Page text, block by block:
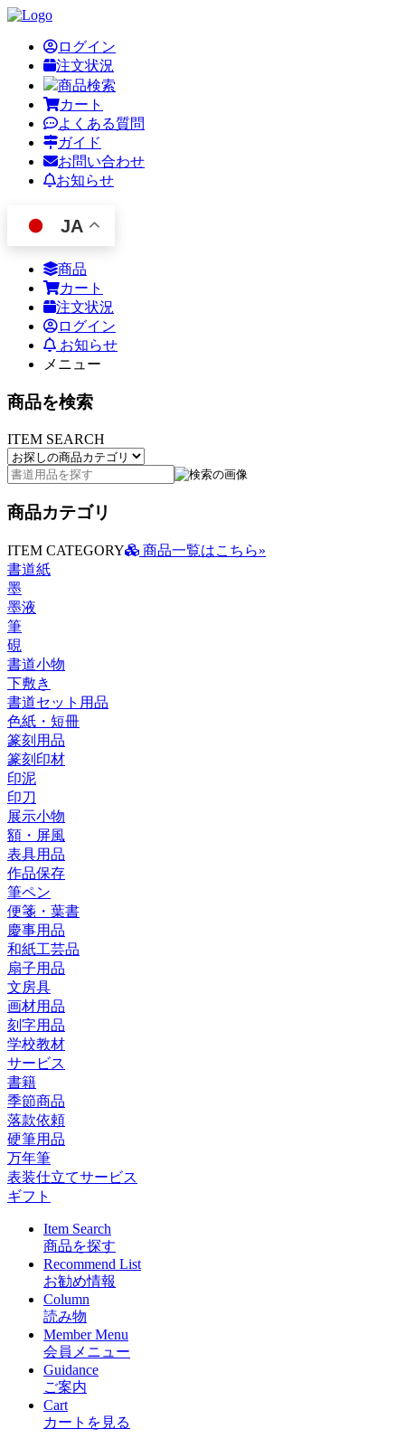
ログイン
注文状況
商品検索
カート
よくある質問
ガイド
お問い合わせ
お知らせ
JA
商品
カート
注文状況
ログイン
お知らせ
メニュー
商品を検索
ITEM SEARCH
商品カテゴリ
ITEM CATEGORY
商品一覧はこちら»
書道紙
墨
墨液
筆
硯
書道小物
下敷き
書道セット用品
色紙・短冊
篆刻用品
篆刻印材
印泥
印刀
展示小物
額・屏風
表具用品
作品保存
筆ペン
便箋・葉書
慶事用品
和紙工芸品
扇子用品
文房具
画材用品
刻字用品
学校教材
サービス
書籍
季節商品
落款依頼
硬筆用品
万年筆
表装仕立てサービス
ギフト
Item Search
商品を探す
Recommend List
お勧め情報
Column
読み物
Member Menu
会員メニュー
Guidance
ご案内
Cart
カートを見る